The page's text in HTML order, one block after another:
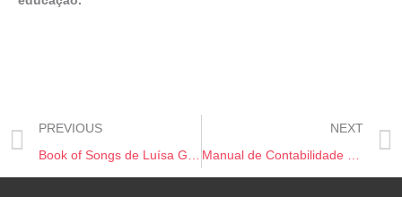
PREVIOUS
NEXT